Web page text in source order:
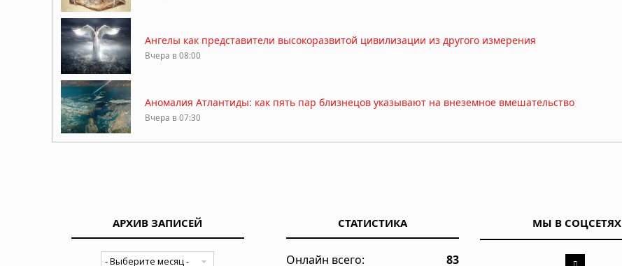
Ангелы как представители высокоразвитой цивилизации из другого измерения
Вчера в 08:00
Аномалия Атлантиды: как пять пар близнецов указывают на внеземное вмешательство
Вчера в 07:30
Легенда хопи о людях-муравьях, переживших апокалипсис
Вчера в 06:30
АРХИВ ЗАПИСЕЙ СТАТИСТИКА
Онлайн всего: 83
МЫ В СОЦСЕТЯХ